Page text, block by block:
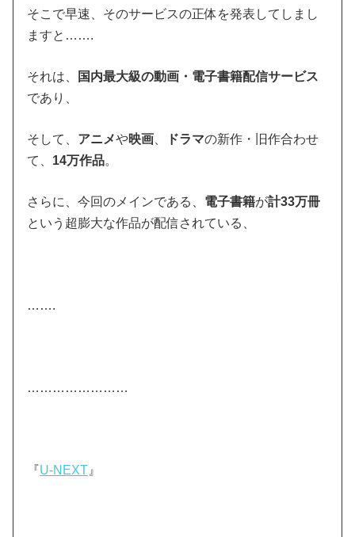
そこで早速、そのサービスの正体を発表してしまし
ますと…….
それは、
国内最大級の動画・電子書籍配信サービス
であり、
そして、 アニメや映画 ドラマの新作・旧作合わせ
て、 14万作品。
さらに、今回のメインである、 電子書籍が計33万冊
という超膨大な作品が配信されている、
…….
……………………
『U-NEXT 』